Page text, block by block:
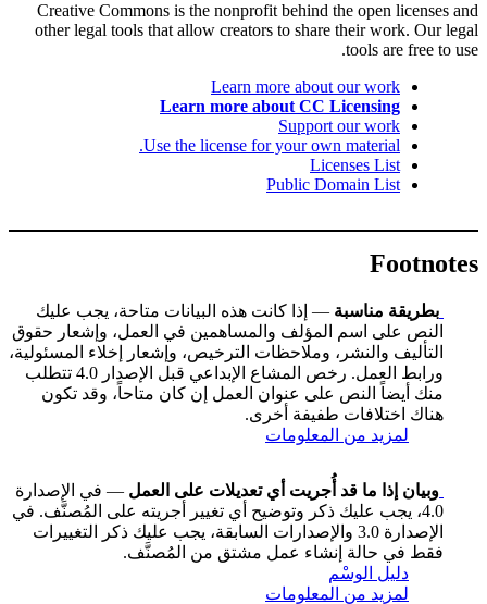
Creative Commons is the nonprofit behind the open licenses and
other legal tools that allow creators to share their work. Our legal
tools are free to use.
Learn more about our work
Learn more about CC Licensing
Support our work
Use the license for your own material.
Licenses List
Public Domain List
Footnotes
بطريقة مناسبة — إذا كانت هذه البيانات متاحة، يجب عليك
النص على اسم المؤلف والمساهمين في العمل، وإشعار حقوق
التأليف والنشر، وملاحظات الترخيص، وإشعار إخلاء المسئولية،
ورابط العمل. رخص المشاع الإبداعي قبل الإصدار 4.0 تتطلب
منك أيضاً النص على عنوان العمل إن كان متاحاً، وقد تكون
هناك اختلافات طفيفة أخرى.
لمزيد من المعلومات
وبيان إذا ما قد أُجريت أي تعديلات على العمل — في الإصدارة
4.0، يجب عليك ذكر وتوضيح أي تغيير أجريته على المُصنَّف. في
الإصدارة 3.0 والإصدارات السابقة، يجب عليك ذكر التغييرات
فقط في حالة إنشاء عمل مشتق من المُصنَّف.
دليل الوسْم
لمزيد من المعلومات